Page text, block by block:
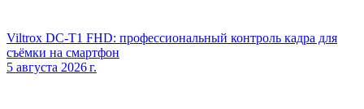
Viltrox DC‑T1 FHD: профессиональный контроль кадра для
съёмки на смартфон
5 августа 2026 г.